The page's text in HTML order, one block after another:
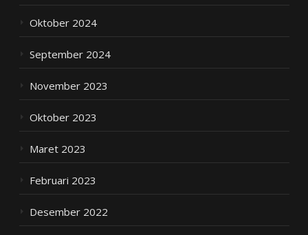
Oktober 2024
September 2024
November 2023
Oktober 2023
Maret 2023
Februari 2023
Desember 2022